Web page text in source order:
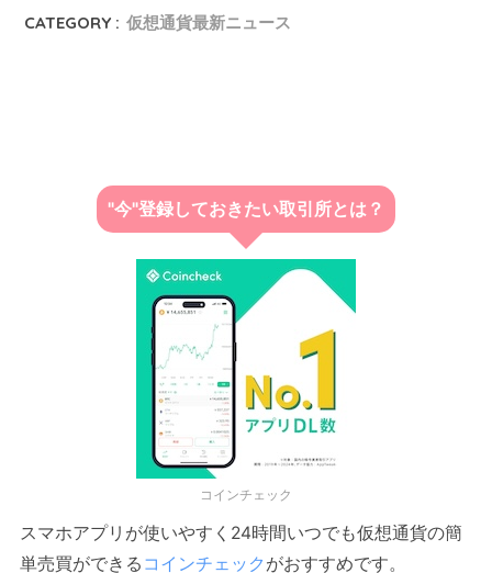
CATEGORY : 仮想通貨最新ニュース
"今"登録しておきたい取引所とは？
コインチェック
スマホアプリが使いやすく24時間いつでも仮想通貨の簡
単売買ができる コインチェック がおすすめです。